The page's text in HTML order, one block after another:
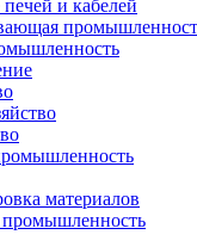
и кабелей
материалов